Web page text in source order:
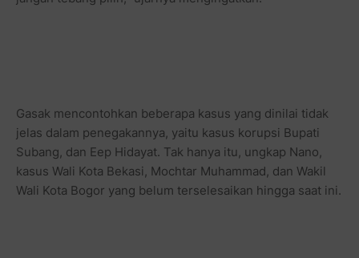
Gasak mencontohkan beberapa kasus yang dinilai tidak
jelas dalam penegakannya, yaitu kasus korupsi Bupati
Subang, dan Eep Hidayat. Tak hanya itu, ungkap Nano,
kasus Wali Kota Bekasi, Mochtar Muhammad, dan Wakil
Wali Kota Bogor yang belum terselesaikan hingga saat ini.